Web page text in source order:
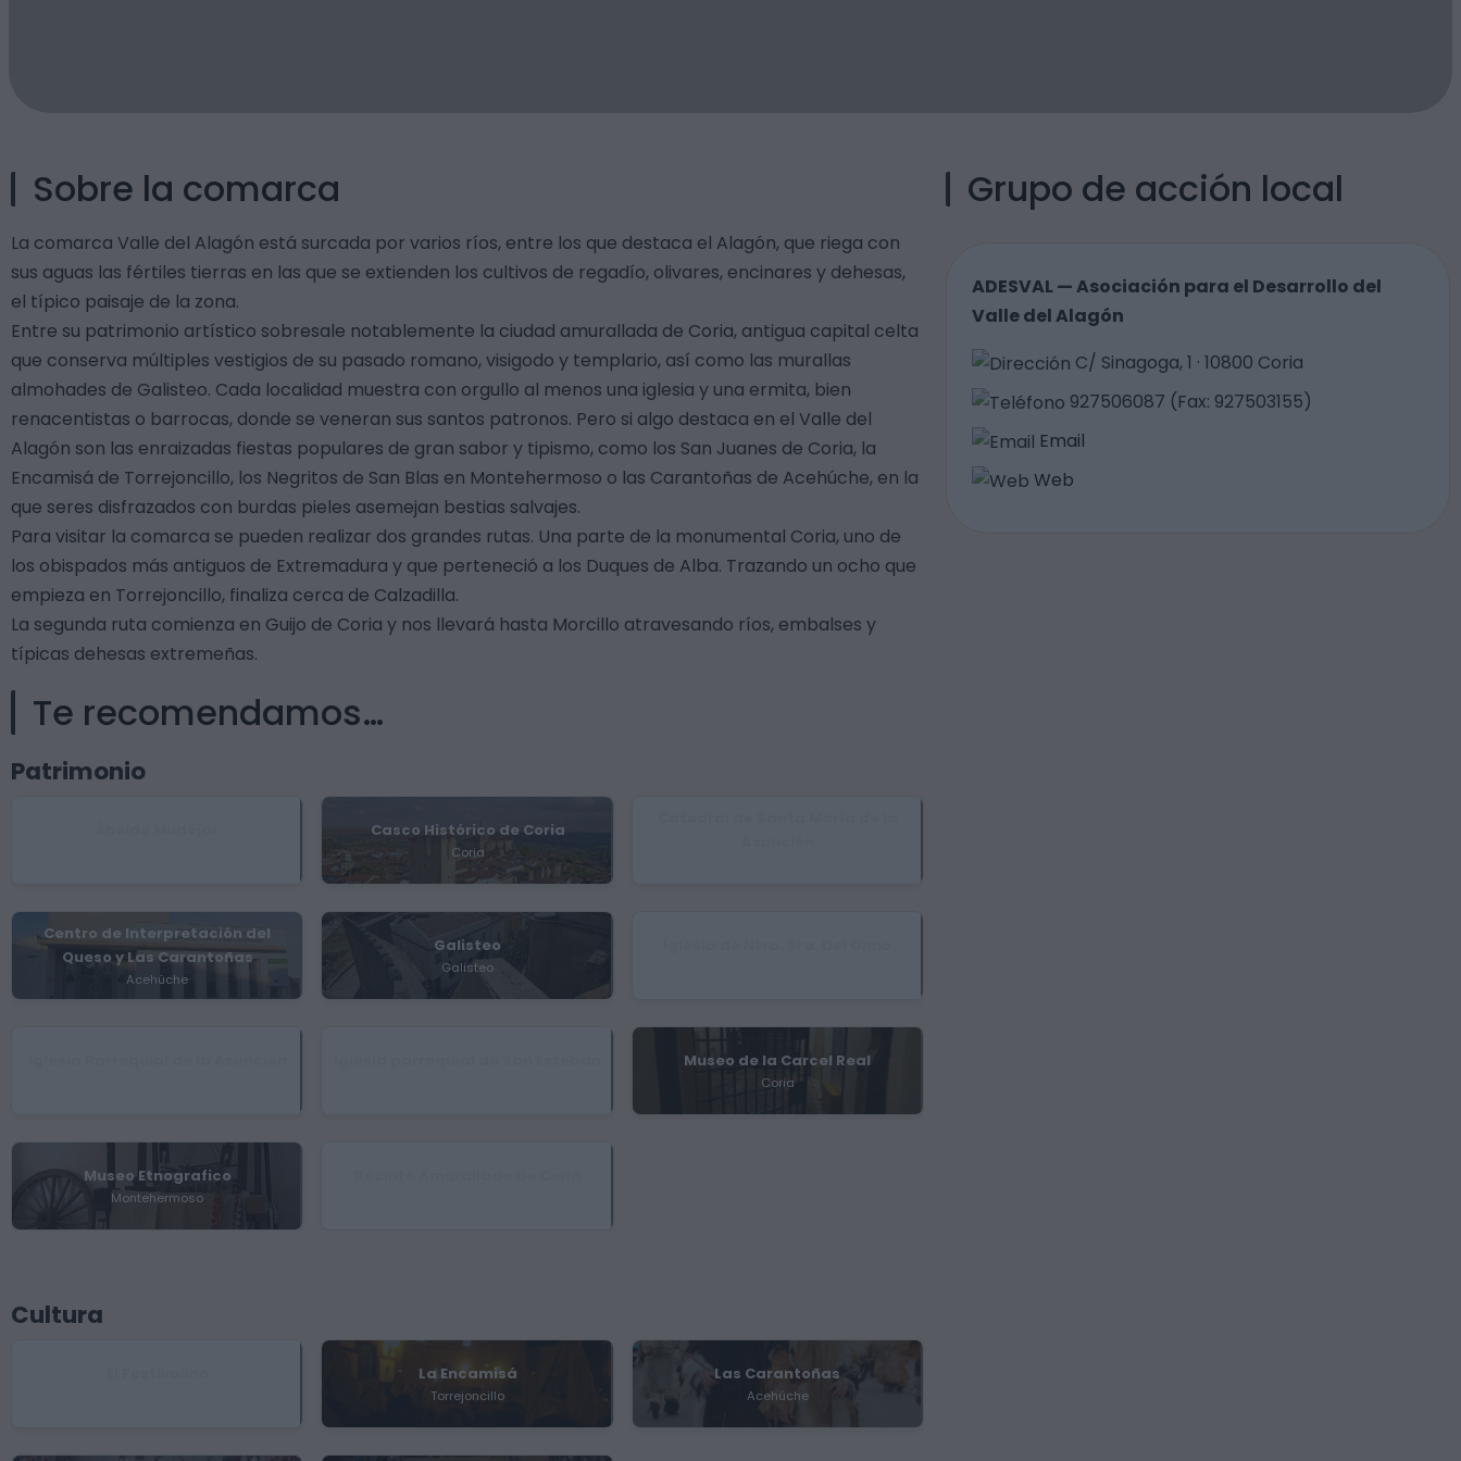
Sobre la comarca
La comarca Valle del Alagón está surcada por varios ríos, entre los que destaca el Alagón, que riega con
sus aguas las fértiles tierras en las que se extienden los cultivos de regadío, olivares, encinares y dehesas,
el típico paisaje de la zona.
Entre su patrimonio artístico sobresale notablemente la ciudad amurallada de Coria, antigua capital celta
que conserva múltiples vestigios de su pasado romano, visigodo y templario, así como las murallas
almohades de Galisteo. Cada localidad muestra con orgullo al menos una iglesia y una ermita, bien
renacentistas o barrocas, donde se veneran sus santos patronos. Pero si algo destaca en el Valle del
Alagón son las enraizadas fiestas populares de gran sabor y tipismo, como los San Juanes de Coria, la
Encamisá de Torrejoncillo, los Negritos de San Blas en Montehermoso o las Carantoñas de Acehúche, en la
que seres disfrazados con burdas pieles asemejan bestias salvajes.
Para visitar la comarca se pueden realizar dos grandes rutas. Una parte de la monumental Coria, uno de
los obispados más antiguos de Extremadura y que perteneció a los Duques de Alba. Trazando un ocho que
empieza en Torrejoncillo, finaliza cerca de Calzadilla.
La segunda ruta comienza en Guijo de Coria y nos llevará hasta Morcillo atravesando ríos, embalses y
típicas dehesas extremeñas.
Te recomendamos…
Patrimonio
Casco Histórico de Coria
Coria
Centro de Interpretación del
Queso y Las Carantoñas
Acehúche
Galisteo
Galisteo
Museo de la Carcel Real
Coria
Museo Etnografico
Montehermoso
Cultura
La Encamisá
Torrejoncillo
Las Carantoñas
Acehúche
Grupo de acción local
ADESVAL — Asociación para el Desarrollo del
Valle del Alagón
C/ Sinagoga, 1 · 10800 Coria
927506087 (Fax: 927503155)
Email
Web